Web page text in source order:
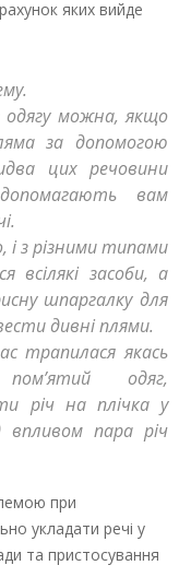
яких вийде
одягу можна, якщо
за допомогою
цих речовини
вам
і з різними типами
засоби, а
шпаргалку для
дивні плями.
трапилася якась
одяг,
річ на плічка у
впливом пара річ
при
укладати речі у
та пристосування